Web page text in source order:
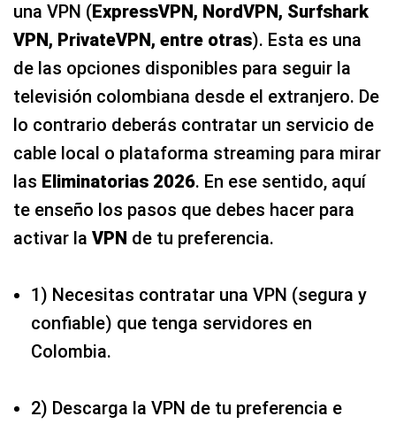
una VPN (ExpressVPN, NordVPN, Surfshark
VPN, PrivateVPN, entre otras). Esta es una
de las opciones disponibles para seguir la
televisión colombiana desde el extranjero. De
lo contrario deberás contratar un servicio de
cable local o plataforma streaming para mirar
las Eliminatorias 2026. En ese sentido, aquí
te enseño los pasos que debes hacer para
activar la VPN de tu preferencia.
1) Necesitas contratar una VPN (segura y
confiable) que tenga servidores en
Colombia.
2) Descarga la VPN de tu preferencia e